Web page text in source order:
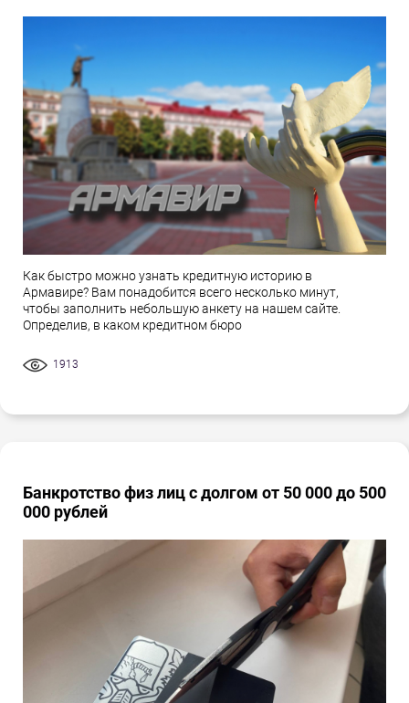
Как быстро можно узнать кредитную историю в
Армавире? Вам понадобится всего несколько минут,
чтобы заполнить небольшую анкету на нашем сайте.
Определив, в каком кредитном бюро
1913
Банкротство физ лиц с долгом от 50 000 до 500
000 рублей